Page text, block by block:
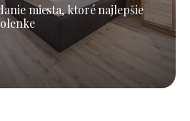
miesta, ktoré najlepšie